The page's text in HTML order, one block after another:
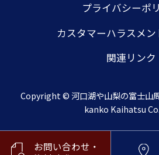
プライバシーポ
カスタマーハラスメ
関連リンク
Copyright © 河口湖や山梨の富士山
kanko Kaihatsu
お問い合わせ・